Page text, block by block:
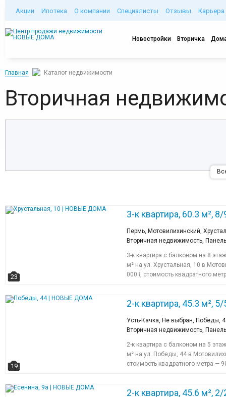
Акции Ипотека О компании Специалисты Отзывы Карьера
Новостройки Вторичка
Главная Каталог недвижимости
Вторичная
23
3-к квартира, 60.3 м², 8/
Пермь, Мотовилихинский,
Вторичная недвижимость,
3-к квартира с балконом на 8
м² на ул. Хрустальная, 10 в
000 i, стоимость квадратного
19
2-к квартира, 45.3 м², 5/
Усть-Качка, Не выбран, Победы,
Вторичная недвижимость,
2-к квартира с балконом на 5
м² на ул. Победы, 44 в
стоимость квадратного метра —
2-к квартира, 45.6 м², 2/